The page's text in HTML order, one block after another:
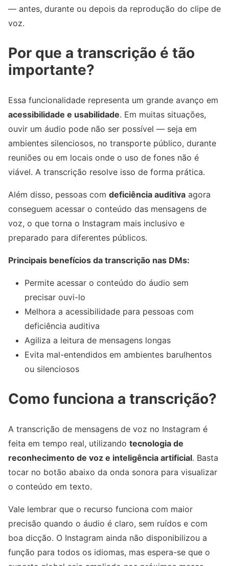
— antes, durante ou depois da reprodução do clipe de
voz.
Por que a transcrição é tão
importante?
Essa funcionalidade representa um grande avanço em
acessibilidade e usabilidade. Em muitas situações,
ouvir um áudio pode não ser possível — seja em
ambientes silenciosos, no transporte público, durante
reuniões ou em locais onde o uso de fones não é
viável. A transcrição resolve isso de forma prática.
Além disso, pessoas com deficiência auditiva agora
conseguem acessar o conteúdo das mensagens de
voz, o que torna o Instagram mais inclusivo e
preparado para diferentes públicos.
Principais benefícios da transcrição nas DMs:
Permite acessar o conteúdo do áudio sem
precisar ouvi-lo
Melhora a acessibilidade para pessoas com
deficiência auditiva
Agiliza a leitura de mensagens longas
Evita mal-entendidos em ambientes barulhentos
ou silenciosos
Como funciona a transcrição?
A transcrição de mensagens de voz no Instagram é
feita em tempo real, utilizando tecnologia de
reconhecimento de voz e inteligência artificial. Basta
tocar no botão abaixo da onda sonora para visualizar
o conteúdo em texto.
Vale lembrar que o recurso funciona com maior
precisão quando o áudio é claro, sem ruídos e com
boa dicção. O Instagram ainda não disponibilizou a
função para todos os idiomas, mas espera-se que o